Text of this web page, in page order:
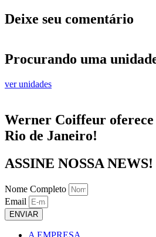
Deixe seu comentário
Procurando uma
ver unidades
Werner Coiffeur oferece
Rio de Janeiro!
ASSINE NOSSA NEWS!
Nome Completo
Email
ENVIAR
A EMPRESA